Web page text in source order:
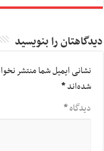
دیدگاهتان را بنویسید
نشانی ایمیل شما منتشر
شده‌اند*
دیدگاه*